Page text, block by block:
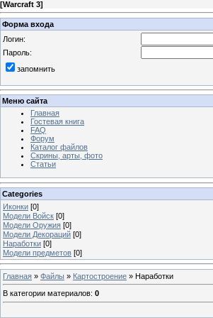
[Warcraft 3]
Форма входа
Логин:
Пароль:
запомнить
Меню сайта
Главная
Гостевая книга
FAQ
Форум
Каталог файлов
Скрины, арты, фото
Статьи
Categories
Иконки [0]
Модели Войск [0]
Модели Оружия [0]
Модели Декораций [0]
Наработки [0]
Модели предметов [0]
Главная » Файлы » Картостроение » Наработки
В категории материалов: 0